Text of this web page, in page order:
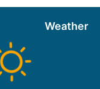
Weather